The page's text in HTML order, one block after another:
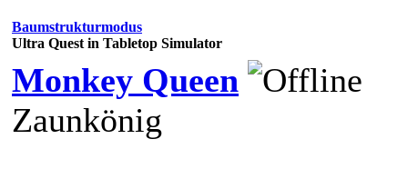
Baumstrukturmodus
Ultra Quest in Tabletop Simulator
Monkey Queen
Zaunkönig